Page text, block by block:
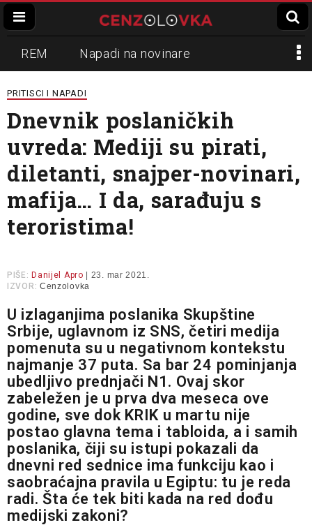
REM Napadi na novinare
Zvučni top
Propaganda Lokalni mediji
Informer Slavko Ćuruvija
PRITISCI I NAPADI
Dnevnik poslaničkih
uvreda: Mediji su pirati,
diletanti, snajper-novinari,
mafija… I da, sarađuju s
teroristima!
PIŠE: Danijel Apro | 23. mar 2021.
IZVOR: Cenzolovka
U izlaganjima poslanika Skupštine
Srbije, uglavnom iz SNS, četiri medija
pomenuta su u negativnom kontekstu
najmanje 37 puta. Sa bar 24 pominjanja
ubedljivo prednjači N1. Ovaj skor
zabeležen je u prva dva meseca ove
godine, sve dok KRIK u martu nije
postao glavna tema i tabloida, a i samih
poslanika, čiji su istupi pokazali da
dnevni red sednice ima funkciju kao i
saobraćajna pravila u Egiptu: tu je reda
radi. Šta će tek biti kada na red dođu
medijski zakoni?